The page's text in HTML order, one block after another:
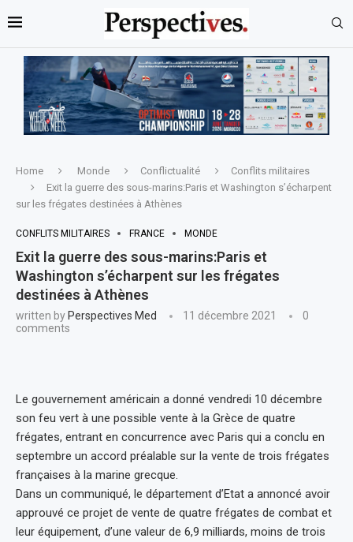
Home Monde Conflictualité
Conflits militaires
Exit la guerre des sous-marins:Paris et Washington s’écharpent
sur les frégates destinées à Athènes
CONFLITS MILITAIRES FRANCE MONDE
Exit la guerre des sous-marins:Paris et
Washington s’écharpent sur les frégates
destinées à Athènes
written by Perspectives Med 11 décembre 2021
0
comments
Le gouvernement américain a donné vendredi 10 décembre
son feu vert à une possible vente à la Grèce de quatre
frégates, entrant en concurrence avec Paris qui a conclu en
septembre un accord préalable sur la vente de trois frégates
françaises à la marine grecque.
Dans un communiqué, le département d’Etat a annoncé avoir
approuvé ce projet de vente de quatre frégates de combat et
leur équipement, d’une valeur de 6,9 milliards, moins de trois